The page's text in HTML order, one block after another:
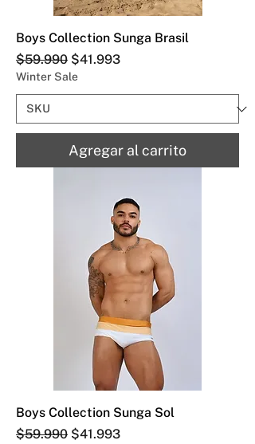
Boys Collection Sunga Brasil
Precio
$59.990 Precio de oferta
$41.993
Winter Sale
Agregar al carrito
Boys Collection Sunga Sol
Precio
$59.990 Precio de oferta
$41.993